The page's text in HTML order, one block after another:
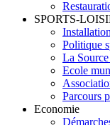
SPORTS-
Politique
La
Ecole
Parcours
Economie